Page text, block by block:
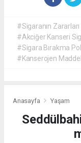
#Sigaranın Zararları
#Akciğer Kanseri
#Sigara Bırakma
#Kanserojen
Anasayfa Yaşam